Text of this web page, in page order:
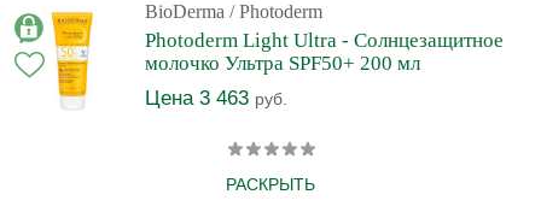
BioDerma / Photoderm
Photoderm Light Ultra - Солнцезащитное
молочко Ультра SPF50+ 200 мл
Цена 3 463 руб.
РАСКРЫТЬ